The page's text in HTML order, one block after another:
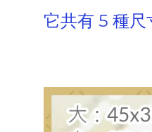
它共有 5 種